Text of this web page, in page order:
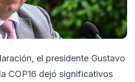
el presidente Gustavo
COP16 dejó significativos